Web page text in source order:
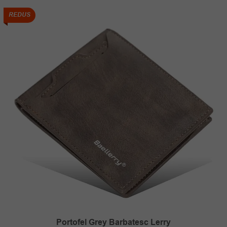
REDUS
Portofel Grey Barbatesc Lerry